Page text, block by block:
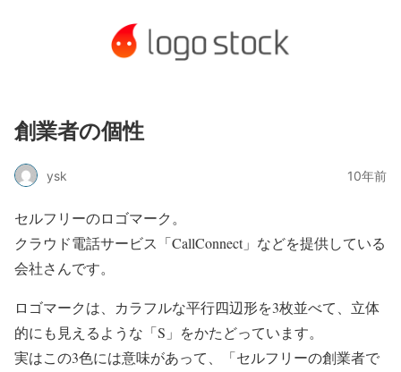
創業者の個性
ysk 10年前
セルフリーのロゴマーク。
クラウド電話サービス「CallConnect」などを提供している
会社さんです。
ロゴマークは、カラフルな平行四辺形を3枚並べて、立体
的にも見えるような「S」をかたどっています。
実はこの3色には意味があって、「セルフリーの創業者で